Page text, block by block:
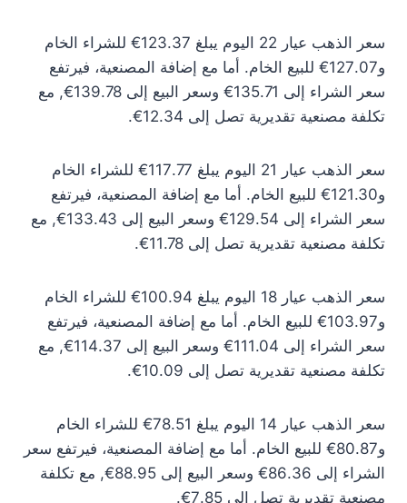
سعر الذهب عيار 22 اليوم يبلغ 123.37€ للشراء الخام
و127.07€ للبيع الخام. أما مع إضافة المصنعية، فيرتفع
سعر الشراء إلى 135.71€ وسعر البيع إلى 139.78€, مع
تكلفة مصنعية تقديرية تصل إلى 12.34€.
سعر الذهب عيار 21 اليوم يبلغ 117.77€ للشراء الخام
و121.30€ للبيع الخام. أما مع إضافة المصنعية، فيرتفع
سعر الشراء إلى 129.54€ وسعر البيع إلى 133.43€, مع
تكلفة مصنعية تقديرية تصل إلى 11.78€.
سعر الذهب عيار 18 اليوم يبلغ 100.94€ للشراء الخام
و103.97€ للبيع الخام. أما مع إضافة المصنعية، فيرتفع
سعر الشراء إلى 111.04€ وسعر البيع إلى 114.37€, مع
تكلفة مصنعية تقديرية تصل إلى 10.09€.
سعر الذهب عيار 14 اليوم يبلغ 78.51€ للشراء الخام
و80.87€ للبيع الخام. أما مع إضافة المصنعية، فيرتفع سعر
الشراء إلى 86.36€ وسعر البيع إلى 88.95€, مع تكلفة
مصنعية تقديرية تصل إلى 7.85€.